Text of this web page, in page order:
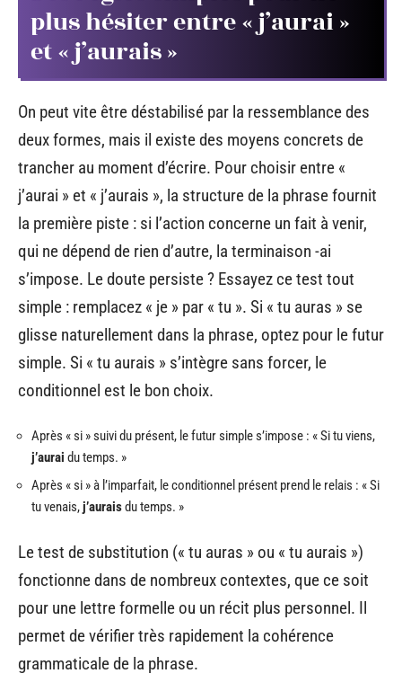
plus hésiter entre « j’aurai »
et « j’aurais »
On peut vite être déstabilisé par la ressemblance des
deux formes, mais il existe des moyens concrets de
trancher au moment d’écrire. Pour choisir entre «
j’aurai » et « j’aurais », la structure de la phrase fournit
la première piste : si l’action concerne un fait à venir,
qui ne dépend de rien d’autre, la terminaison -ai
s’impose. Le doute persiste ? Essayez ce test tout
simple : remplacez « je » par « tu ». Si « tu auras » se
glisse naturellement dans la phrase, optez pour le futur
simple. Si « tu aurais » s’intègre sans forcer, le
conditionnel est le bon choix.
Après « si » suivi du présent, le futur simple s’impose : « Si tu viens,
j’aurai du temps. »
Après « si » à l’imparfait, le conditionnel présent prend le relais : « Si
tu venais,j’auraisdu temps. »
Le test de substitution (« tu auras » ou « tu aurais »)
fonctionne dans de nombreux contextes, que ce soit
pour une lettre formelle ou un récit plus personnel. Il
permet de vérifier très rapidement la cohérence
grammaticale de la phrase.